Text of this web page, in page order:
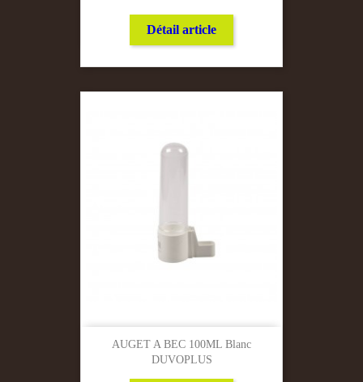
Détail article
AUGET A BEC 100ML Blanc
DUVOPLUS